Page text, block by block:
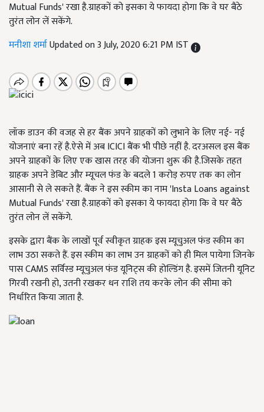
Mutual Funds' रखा है.ग्राहकों को इसका ये फायदा होगा कि वे घर बैठे
तुरंत लोन लें सकेंगे.
मनीशा शर्माUpdated on 3 July, 2020 6:21 PM IST
लॉक डाउन की वजह से हर बैंक अपने ग्राहकों को लुभाने के लिए नई- नई
योजनाएं बना रहें है.ऐसे में अब ICICI बैंक भी पीछे नहीं है. दरअसल इस बैंक
अपने ग्राहकों के लिए एक खास तरह की योजना शुरू की है.जिसके तहत
ग्राहक अपने डेबिट और म्यूचल फंड के बदले 1 करोड़ रुपए तक का लोन
आसानी से ले सकते हैं. बैंक ने इस स्कीम का नाम 'Insta Loans against
Mutual Funds' रखा है.ग्राहकों को इसका ये फायदा होगा कि वे घर बैठे
तुरंत लोन लें सकेंगे.
इसके द्वारा बैंक के लाखों पूर्व स्वीकृत ग्राहक इस म्यूचुअल फंड स्कीम का
लाभ उठा सकते हैं. इस स्कीम का लाभ उन ग्राहकों को ही मिल पायेगा जिनके
पास CAMS सर्विस्ड म्यूचुअल फंड यूनिट्स की होल्डिंग है. इसमें जितनी यूनिट
गिरवी रखनी हो, उतनी रखकर धन राशि तय करके लोन की सीमा को
निर्धारित किया जाता है.